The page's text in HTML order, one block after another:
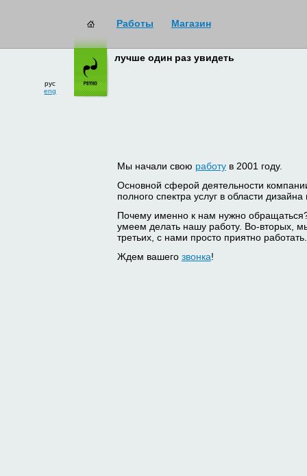
Работы Магазин
рус
eng
лучше один раз увидеть
Мы начали свою работув 2001 году.
Основной сферой деятельности
полного спектра услуг в области
Почему именно к нам нужно
умеем делать нашу работу. Во-вторых,
третьих, с нами просто приятно работать.
Ждем вашего звонка!